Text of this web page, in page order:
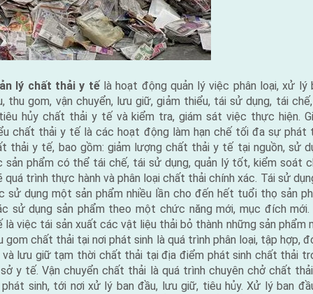
lý chất thải y tếlà hoạt động quản lý việc phân loại, xử lý
thu gom, vận chuyển, lưu giữ, giảm thiểu, tái sử dụng, tái
hủy chất thải y tế và kiểm tra, giám sát việc thực hiện.
chất thải y tế là các hoạt động làm hạn chế tối đa sự phát
thải y tế, bao gồm: giảm lượng chất thải y tế tại nguồn, sử
sản phẩm có thể tái chế, tái sử dụng, quản lý tốt, kiểm soát
quá trình thực hành và phân loại chất thải chính xác. Tái sử
sử dụng một sản phẩm nhiều lần cho đến hết tuổi thọ sản
sử dụng sản phẩm theo một chức năng mới, mục đích mới.
là việc tái sản xuất các vật liệu thải bỏ thành những sản phẩm
gom chất thải tại nơi phát sinh là quá trình phân loại, tập hợp,
và lưu giữ tạm thời chất thải tại địa điểm phát sinh chất thải
y tế. Vận chuyển chất thải là quá trình chuyên chở chất
phát sinh, tới nơi xử lý ban đầu, lưu giữ, tiêu hủy. Xử lý ban